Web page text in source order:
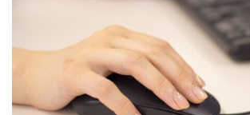
用語集-か行
用語集-た行
用語集-な行